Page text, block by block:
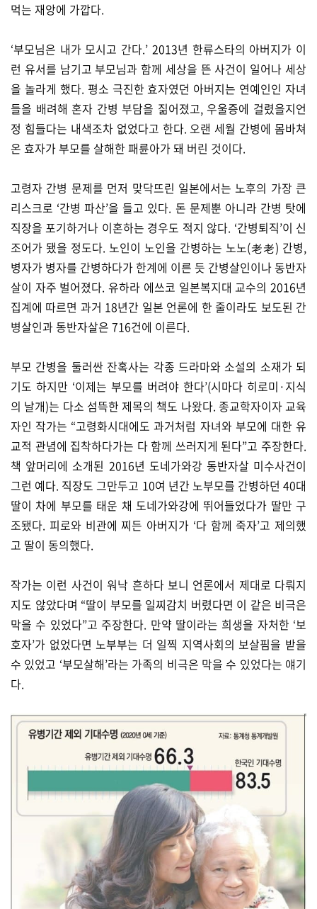
먹는 재앙에 가깝다.
‘부모님은 내가 모시고 간다.’ 2013년 한류스타의 아버지가 이
런 유서를 남기고 부모님과 함께 세상을 뜬 사건이 일어나 세상
을 놀라게 했다. 평소 극진한 효자였던 아버지는 연예인인 자녀
들을 배려해 혼자 간병 부담을 짊어졌고, 우울증에 걸렸을지언
정 힘들다는 내색조차 없었다고 한다. 오랜 세월 간병에 몸바쳐
온 효자가 부모를 살해한 패륜아가 돼 버린 것이다.
고령자 간병 문제를 먼저 맞닥뜨린 일본에서는 노후의 가장 큰
리스크로 ‘간병 파산’을 들고 있다. 돈 문제뿐 아니라 간병 탓에
직장을 포기하거나 이혼하는 경우도 적지 않다. ‘간병퇴직’이 신
조어가 됐을 정도다. 노인이 노인을 간병하는 노노(老老) 간병,
병자가 병자를 간병하다가 한계에 이른 듯 간병살인이나 동반자
살이 자주 벌어졌다. 유하라 에쓰코 일본복지대 교수의 2016년
집계에 따르면 과거 18년간 일본 언론에 한 줄이라도 보도된 간
병살인과 동반자살은 716건에 이른다.
부모 간병을 둘러싼 잔혹사는 각종 드라마와 소설의 소재가 되
기도 하지만 ‘이제는 부모를 버려야 한다’(시마다 히로미·지식
의 날개)는 다소 섬뜩한 제목의 책도 나왔다. 종교학자이자 교육
자인 작가는 “고령화시대에도 과거처럼 자녀와 부모에 대한 유
교적 관념에 집착하다가는 다 함께 쓰러지게 된다”고 주장한다.
책 앞머리에 소개된 2016년 도네가와강 동반자살 미수사건이
그런 예다. 직장도 그만두고 10여 년간 노부모를 간병하던 40대
딸이 차에 부모를 태운 채 도네가와강에 뛰어들었다가 딸만 구
조됐다. 피로와 비관에 찌든 아버지가 ‘다 함께 죽자’고 제의했
고 딸이 동의했다.
작가는 이런 사건이 워낙 흔하다 보니 언론에서 제대로 다뤄지
지도 않았다며 “딸이 부모를 일찌감치 버렸다면 이 같은 비극은
막을 수 있었다”고 주장한다. 만약 딸이라는 희생을 자처한 ‘보
호자’가 없었다면 노부부는 더 일찍 지역사회의 보살핌을 받을
수 있었고 ‘부모살해’라는 가족의 비극은 막을 수 있었다는 얘기
다.